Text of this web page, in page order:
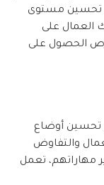
تحسين مستوى
العمال على
الحصول على
تحسين أوضاع
والتفاوض
مهاراتهم، تعمل